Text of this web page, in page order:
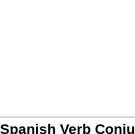
Spanish Verb